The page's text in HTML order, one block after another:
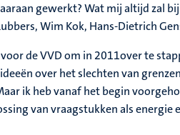
gewerkt? Wat mij altijd zal
Wim Kok, Hans-Dietrich
de VVD om in 2011over te
over het slechten van
ik heb vanaf het begin
van vraagstukken als energie